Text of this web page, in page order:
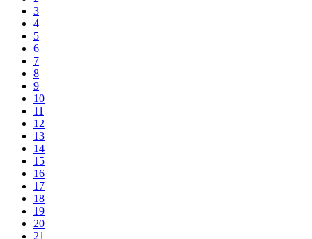
3
4
5
6
7
8
9
10
11
12
13
14
15
16
17
18
19
20
21